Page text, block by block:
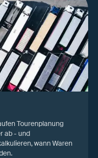
Tourenplanung
ab - und
wann Waren